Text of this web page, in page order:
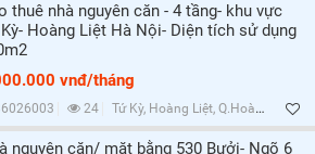
thuê nhà nguyên căn - 4 tầng- khu vực
Hoàng Liệt Hà Nội- Diện tích sử dụng
vnđ/tháng
24 Tứ Kỳ, Hoàng Liệt, Q.Hoàng Mai, Hà Nội
nguyên căn/ mặt bằng 530 Bưởi- Ngõ 6